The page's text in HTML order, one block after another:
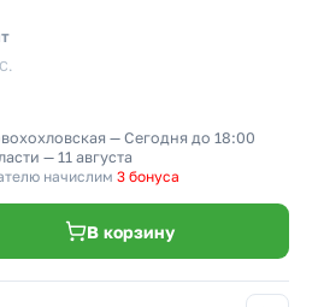
— Сегодня до 18:00
— 11 августа
начислим 3 бонуса
В корзину